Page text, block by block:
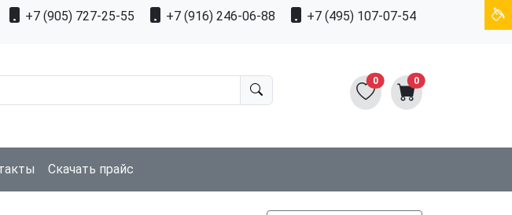
+7 (905) 727-25-55 +7 (916) 246-06-88 +7 (495) 107-07-54
0 0
Скачать прайс